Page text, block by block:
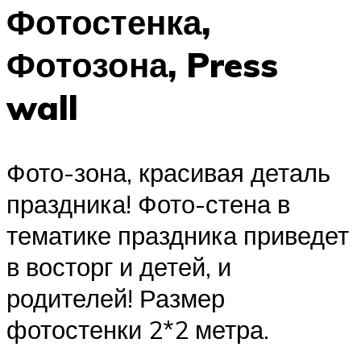
Фотостенка,
Фотозона, Press
wall
Фото-зона, красивая деталь
праздника! Фото-стена в
тематике праздника приведет
в восторг и детей, и
родителей! Размер
фотостенки 2*2 метра.